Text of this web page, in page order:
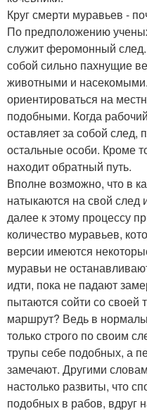
Круг смерти муравьев -
По предположению
служит феромонный
собой сильно пахнущие
животными и
ориентироваться на
подобными. Когда
оставляет за собой след,
остальные особи. Кроме
находит обратный путь.
Вполне возможно, что в
натыкаются на свой след
далее к этому процессу
количество муравьев,
версии имеются
муравьи не
идти, пока не падают
пытаются сойти со
маршрут? Ведь в
только строго по своим
трупы себе подобных, а
замечают. Другими
настолько развиты, что
подобных в рабов, вдруг